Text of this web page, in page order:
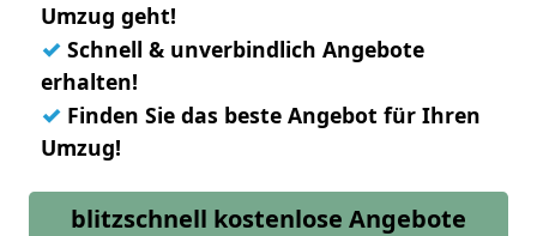
Umzug geht!
✓ Schnell & unverbindlich Angebote
erhalten!
✓ Finden Sie das beste Angebot für Ihren
Umzug!
blitzschnell kostenlose Angebote